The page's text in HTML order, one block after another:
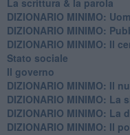
​DIZIONARIO MINIMO:
DIZIONARIO MINIMO:
DIZIONARIO MINIMO: Il
Stato sociale
Il governo
DIZIONARIO MINIMO: Il
DIZIONARIO MINIMO: La
DIZIONARIO MINIMO: La
DIZIONARIO MINIMO: Il